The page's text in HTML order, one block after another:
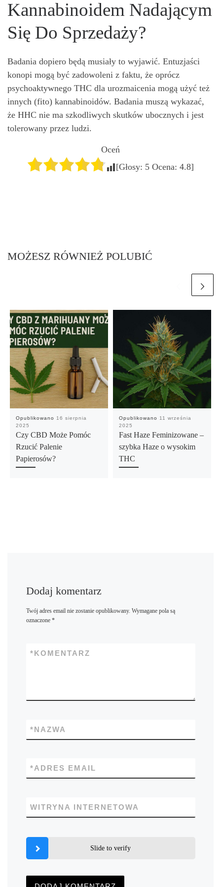
Kannabinoidem Nadającym
Się Do Sprzedaży?
Badania dopiero będą musiały to wyjawić. Entuzjaści
konopi mogą być zadowoleni z faktu, że oprócz
psychoaktywnego THC dla urozmaicenia mogą użyć też
innych (fito) kannabinoidów. Badania muszą wykazać,
że HHC nie ma szkodliwych skutków ubocznych i jest
tolerowany przez ludzi.
Oceń
[Głosy: 5 Ocena: 4.8]
MOŻESZ RÓWNIEŻ POLUBIĆ
Opublikowano
16 sierpnia
2025
Czy CBD Może Pomóc
Rzucić Palenie
Papierosów?
Opublikowano
11 września
2025
Fast Haze Feminizowane –
szybka Haze o wysokim
THC
Dodaj komentarz
Twój adres email nie zostanie opublikowany. Wymagane pola są
oznaczone *
KOMENTARZ
*
NAZWA
*
ADRES EMAIL
*
WITRYNA INTERNETOWA
Slide to verify